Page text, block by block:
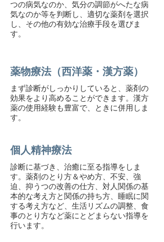
つの病気なのか、気分の調節がへたな病
気なのか等を判断し、適切な薬剤を選択
し、その他の有効な治療手段を選びま
す。
薬物療法（西洋薬・漢方薬）
まず診断がしっかりしていると、薬剤の
効果をより高めることができます。漢方
薬の使用経験も豊富で、ときに併用しま
す。
個人精神療法
診断に基づき、治癒に至る指導をしま
す。薬剤のとり方＆やめ方、不安、強
迫、抑うつの改善の仕方、対人関係の基
本的な考え方と関係の持ち方、睡眠に関
する考え方など、生活リズムの調整、食
事のとり方など薬にとどまらない指導を
行います。